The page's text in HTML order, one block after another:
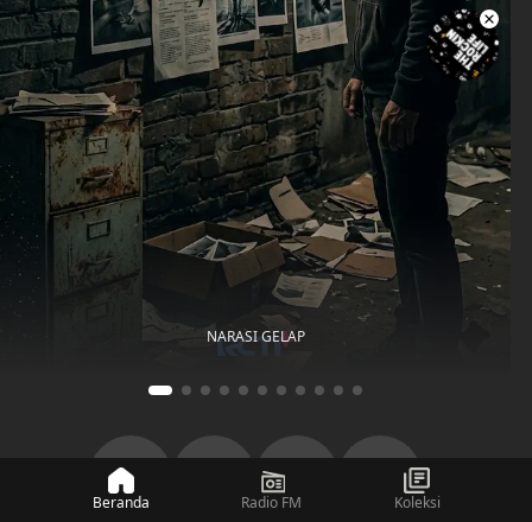
NARASI GELAP
Beranda Radio FM Koleksi